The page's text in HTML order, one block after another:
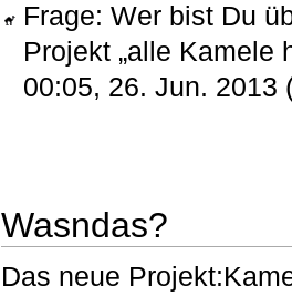
Frage: Wer bist Du
Projekt „alle Kamele
00:05, 26. Jun. 2013
Wasndas?
Das neue